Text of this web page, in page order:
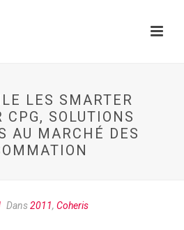
LES SMARTER
CPG, SOLUTIONS
AU MARCHÉ DES
Dans2011, Coheris